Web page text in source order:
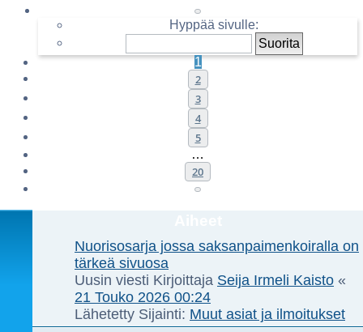
Sivu 1/
Hyppää sivulle:
1
2
3
4
5
…
20
Seuraava
Nuorisosarja jossa saksanpaimenkoiralla on
tärkeä sivuosa
Uusin viesti Kirjoittaja Seija Irmeli Kaisto «
21 Touko 2026 00:24
Lähetetty Sijainti: Muut asiat ja ilmoitukset